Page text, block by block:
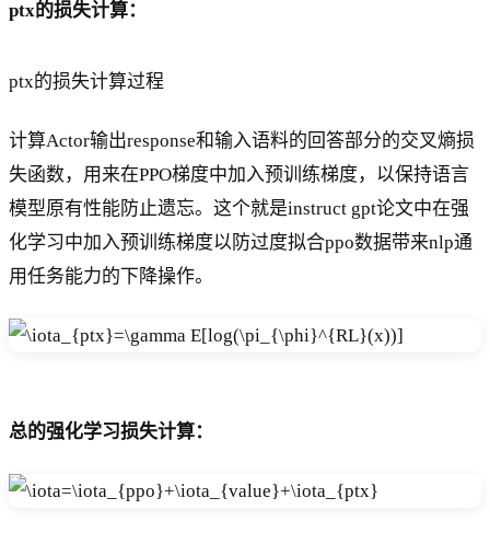
ptx的损失计算：
ptx的损失计算过程
计算Actor输出response和输入语料的回答部分的交叉熵损
失函数，用来在PPO梯度中加入预训练梯度，以保持语言
模型原有性能防止遗忘。这个就是instruct gpt论文中在强
化学习中加入预训练梯度以防过度拟合ppo数据带来nlp通
用任务能力的下降操作。
总的强化学习损失计算：